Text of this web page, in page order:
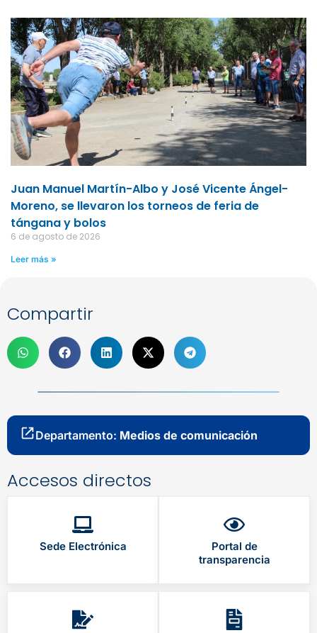
Juan Manuel Martín-Albo y José Vicente Ángel-
Moreno, se llevaron los torneos de feria de
tángana y bolos
6 de agosto de 2026
Leer más »
Compartir
Departamento: Medios de comunicación
Accesos directos
Sede Electrónica
Portal de
transparencia